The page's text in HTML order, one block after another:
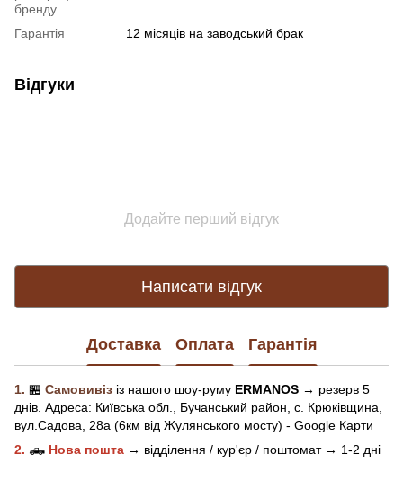
бренду
Гарантія 12 місяців на заводський брак
Відгуки
Додайте перший відгук
Написати відгук
Доставка Оплата Гарантія
1. 🏪 Самовивіз із нашого шоу-руму ERMANOS → резерв 5
днів. Адреса: Київська обл., Бучанський район, с. Крюківщина,
вул.Садова, 28а (6км від Жулянського мосту) - Google Карти
2. 🛻 Нова пошта → відділення / кур'єр / поштомат → 1-2 дні